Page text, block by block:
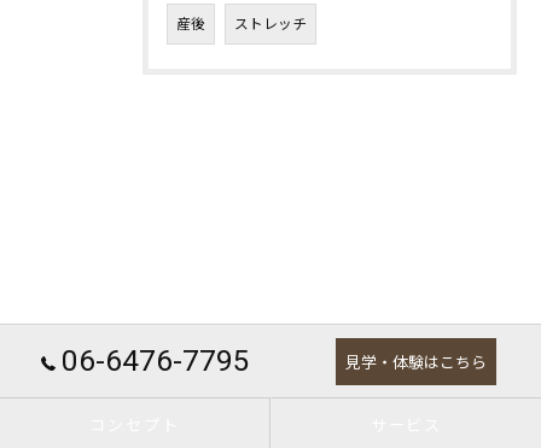
産後 ストレッチ
06-6476-7795 見学・体験はこちら